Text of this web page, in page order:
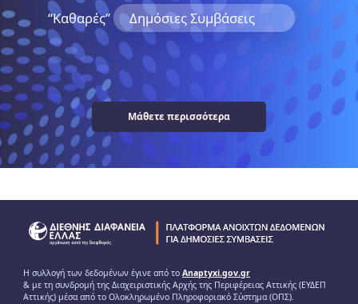
“Kαθαρές” Δημόσιες Συμβάσεις
Μάθετε περισσότερα
Η συλλογή των δεδομένων έγινε από το Anaptyxi.gov.gr
& με τη συνδρομή της Διαχειριστικής Αρχής της Περιφέρειας Αττικής (ΕΥΔΕΠ
Αττικής) μέσα από το Ολοκληρωμένο Πληροφοριακό Σύστημα (ΟΠΣ).